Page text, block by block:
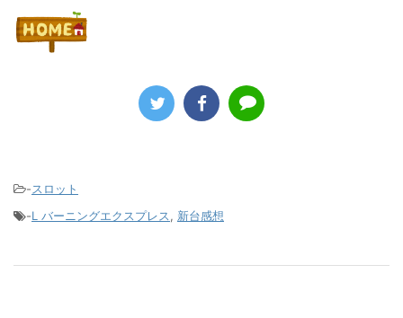
-スロット
-L バーニングエクスプレス, 新台感想